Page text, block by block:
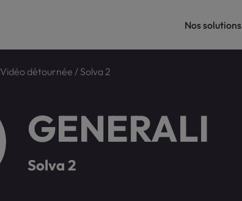
Nos solutions
Vidéo détournée / Solva 2
GENERALI
Solva 2